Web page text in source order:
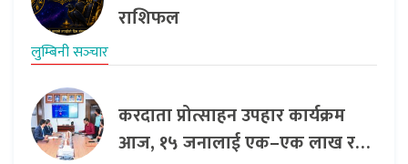
राशिफल
लुम्बिनी सञ्‍चार
करदाता प्रोत्साहन उपहार कार्यक्रम
आज, १५ जनालाई एक–एक लाख र…